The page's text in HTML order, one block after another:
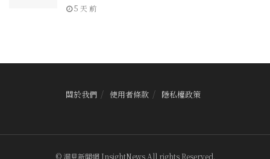
5 天 前
關於我們 使用者條款 隱私權政策
© 洞見新聞網 InsightNews All rights Reserved.